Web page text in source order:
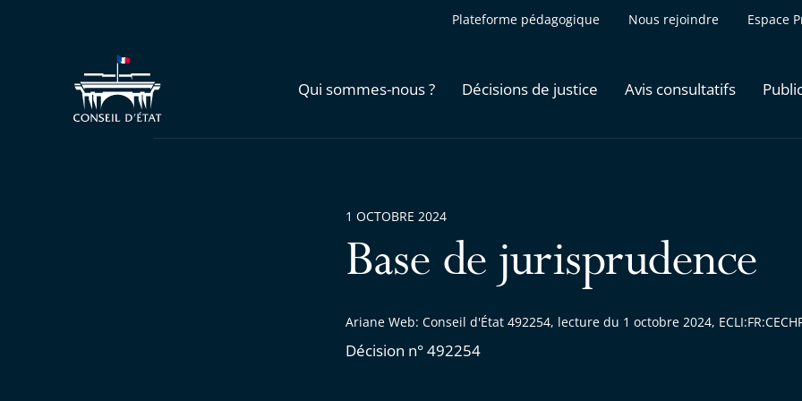
Plateforme pédagogique Nous rejoindre Espace
Qui sommes-nous ? Décisions de justice Avis consultatifs
Base de jurisprudence
Ariane Web: Conseil d'État 492254, lecture du 1 octobre 2024,
Décision n° 492254
1 OCTOBRE 2024